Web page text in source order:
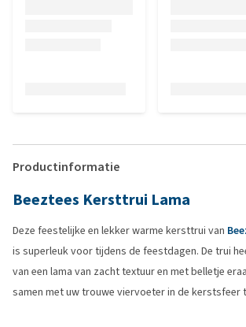
Productinformatie
Beeztees Kersttrui Lama
Deze feestelijke en lekker warme kersttrui van
is superleuk voor tijdens de feestdagen. De trui
van een lama van zacht textuur en met belletje
samen met uw trouwe viervoeter in de kerstsfeer